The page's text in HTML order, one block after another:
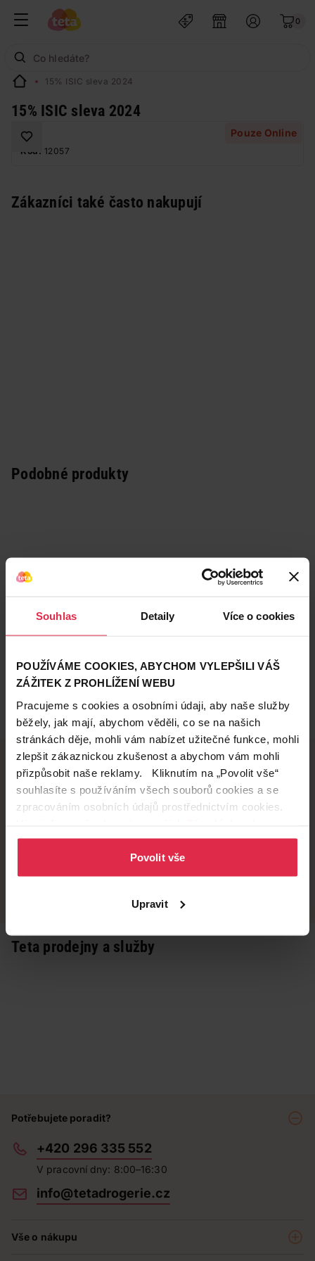
Souhlas Detaily Více o cookies
POUŽÍVÁME COOKIES, ABYCHOM VYLEPŠILI VÁŠ
ZÁŽITEK Z PROHLÍŽENÍ WEBU
Pracujeme s cookies a osobními údaji, aby naše služby
běžely, jak mají, abychom věděli, co se na našich
stránkách děje, mohli vám nabízet užitečné funkce, mohli
zlepšit zákaznickou zkušenost a abychom vám mohli
přizpůsobit naše reklamy. Kliknutím na „Povolit vše“
souhlasíte s používáním všech souborů cookies a se
zpracováním osobních údajů prostřednictvím cookies.
osobních údajů.
Povolit vše
Upravit
0
15% ISIC sleva 2024
15% ISIC sleva 2024
Pouze Online
Kód: 12057
Zákazníci také často nakupují
Podobné produkty
Doručení zdarma
při nákupu nad 1 200 Kč
Věrnostní slevy
ušetřete s Teta klubem
Teta prodejny a služby
Potřebujete poradit?
+420 296 335 552
V pracovní dny: 8:00–16:30
info@tetadrogerie.cz
Vše o nákupu